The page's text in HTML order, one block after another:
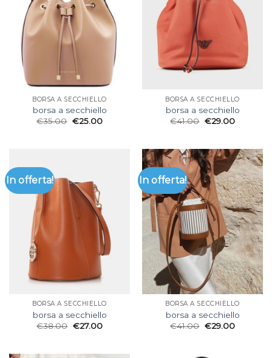
BORSA A SECCHIELLO
borsa a secchiello
€35.00 €25.00
BORSA A SECCHIELLO
borsa a secchiello
€41.00 €29.00
In offerta!
BORSA A SECCHIELLO
borsa a secchiello
€38.00 €27.00
In offerta!
BORSA A SECCHIELLO
borsa a secchiello
€41.00 €29.00